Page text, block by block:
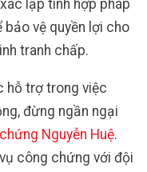
lập tính hợp pháp
vệ quyền lợi cho
tranh chấp.
hỗ trợ trong việc
đừng ngần ngại
Nguyễn Huệ.
công chứng với đội